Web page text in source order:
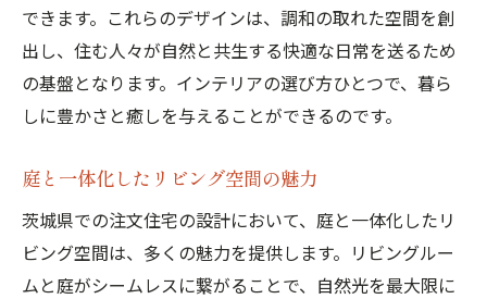
できます。これらのデザインは、調和の取れた空間を創
出し、住む人々が自然と共生する快適な日常を送るため
の基盤となります。インテリアの選び方ひとつで、暮ら
しに豊かさと癒しを与えることができるのです。
庭と一体化したリビング空間の魅力
茨城県での注文住宅の設計において、庭と一体化したリ
ビング空間は、多くの魅力を提供します。リビングルー
ムと庭がシームレスに繋がることで、自然光を最大限に